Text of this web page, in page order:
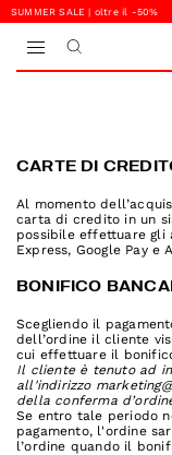
SUMMER SALE | oltre il -50%
CARTE DI
Al momento
carta di credito in un
possibile effettuare gli
Express, Google Pay e
BONIFICO
Scegliendo il
dell’ordine il cliente
cui effettuare il
Il cliente è tenuto ad
all'indirizzo
della conferma
Se entro tale periodo
pagamento, l'ordine
l’ordine quando il